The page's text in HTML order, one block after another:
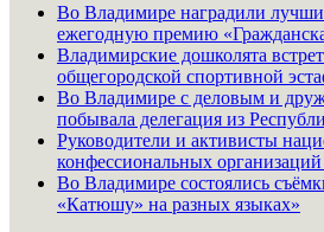
Во Владимире наградили
ежегодную премию
Владимирские дошколята
общегородской спортивной
Во Владимире с деловым и
побывала делегация из
Руководители и активисты
конфессиональных
Во Владимире состоялись
«Катюшу» на разных языках»